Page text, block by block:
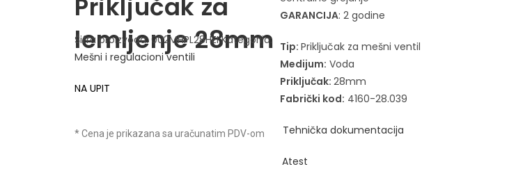
Priključak za
lemljenje 28mm
Šifra proizvoda:002MHPL28HEI Kategorija:
Mešni i regulacioni ventili
NA UPIT
* Cena je prikazana sa uračunatim PDV-om
GARANCIJA: 2 godine
Tip: Priključak za mešni ventil
Medijum: Voda
Priključak: 28mm
Fabrički kod: 4160-28.039
Tehnička dokumentacija
Atest